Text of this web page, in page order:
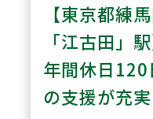
勤にも安心
制度で家賃
く支援して
務の社員に
制度があり
【東京都練
「江古田」
年間休日
の支援が充